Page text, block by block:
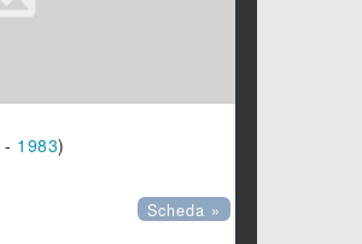
- 1983)
Scheda »